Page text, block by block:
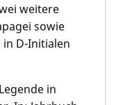
weitere
sowie
in D-Initialen
in